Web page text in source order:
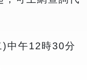
中午12時30分